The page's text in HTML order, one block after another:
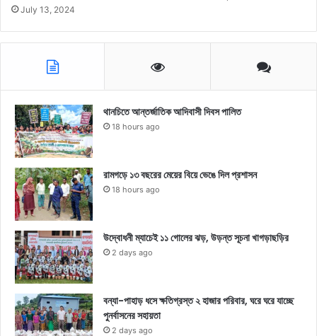
July 13, 2024
থানচিতে আন্তর্জাতিক আদিবাসী দিবস পালিত
18 hours ago
রামগড়ে ১৩ বছরের মেয়ের বিয়ে ভেঙে দিল প্রশাসন
18 hours ago
উদ্বোধনী ম্যাচেই ১১ গোলের ঝড়, উড়ন্ত সূচনা খাগড়াছড়ির
2 days ago
বন্যা-পাহাড় ধসে ক্ষতিগ্রস্ত ২ হাজার পরিবার, ঘরে ঘরে যাচ্ছে
পুনর্বাসনের সহায়তা
2 days ago